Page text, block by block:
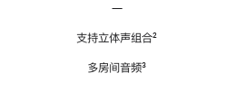
—
支持立体声组合脚
²
多房间音频脚
³